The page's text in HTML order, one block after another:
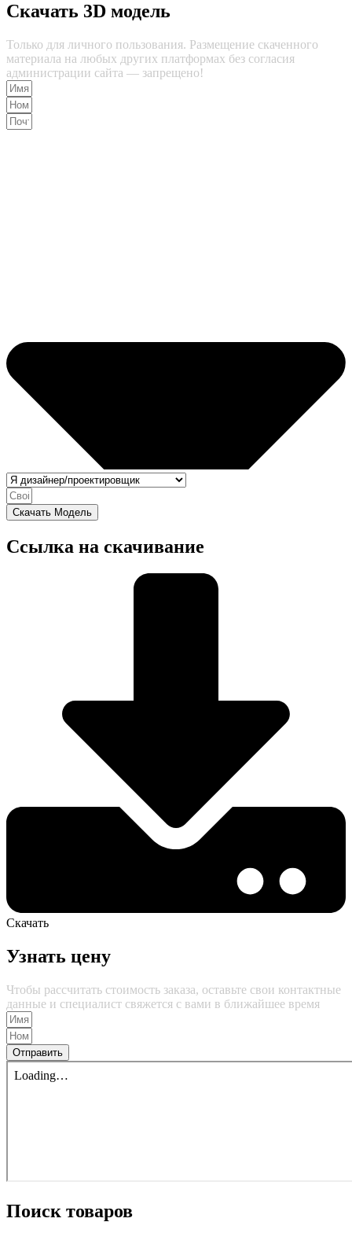
Скачать 3D модель
Только для личного пользования. Размещение скаченного
материала на любых других платформах без согласия
администрации сайта — запрещено!
Скачать Модель
Ссылка на скачивание
Скачать
Узнать цену
Чтобы рассчитать стоимость заказа, оставьте свои контактные
данные и специалист свяжется с вами в ближайшее время
Отправить
Поиск товаров